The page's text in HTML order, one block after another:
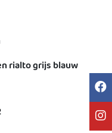
rialto grijs blauw